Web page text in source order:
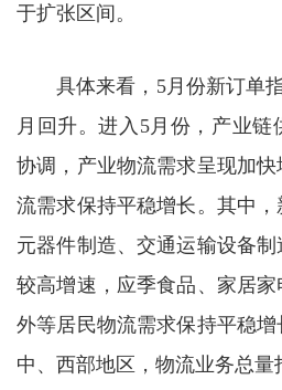
于扩张区间。
具体来看，5月份新订单
月回升。进入5月份，产业
协调，产业物流需求呈现加
流需求保持平稳增长。其中
元器件制造、交通运输设备
较高增速，应季食品、家居
外等居民物流需求保持平稳增
中、西部地区，物流业务总量